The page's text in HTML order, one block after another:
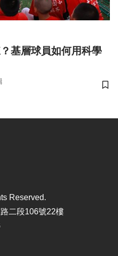
基層球員如何用科學
儲
Reserved.
二段106號22樓